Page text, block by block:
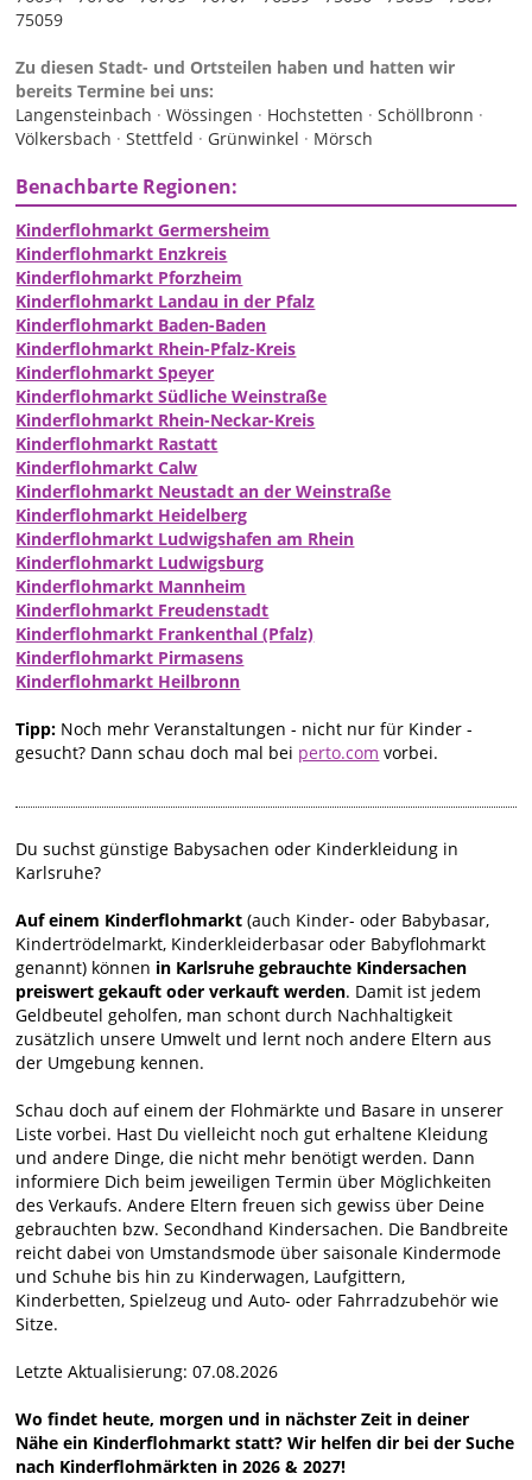
75059
Zu diesen Stadt- und Ortsteilen haben und hatten wir
bereits Termine bei uns:
Langensteinbach ·Wössingen · Hochstetten ·Schöllbronn ·
Völkersbach ·Stettfeld · Grünwinkel · Mörsch
Benachbarte Regionen:
Kinderflohmarkt Germersheim
Kinderflohmarkt Enzkreis
Kinderflohmarkt Pforzheim
Kinderflohmarkt Landau in der Pfalz
Kinderflohmarkt Baden-Baden
Kinderflohmarkt Rhein-Pfalz-Kreis
Kinderflohmarkt Speyer
Kinderflohmarkt Südliche Weinstraße
Kinderflohmarkt Rhein-Neckar-Kreis
Kinderflohmarkt Rastatt
Kinderflohmarkt Calw
Kinderflohmarkt Neustadt an der Weinstraße
Kinderflohmarkt Heidelberg
Kinderflohmarkt Ludwigshafen am Rhein
Kinderflohmarkt Ludwigsburg
Kinderflohmarkt Mannheim
Kinderflohmarkt Freudenstadt
Kinderflohmarkt Frankenthal (Pfalz)
Kinderflohmarkt Pirmasens
Kinderflohmarkt Heilbronn
Tipp: Noch mehr Veranstaltungen - nicht nur für Kinder -
gesucht? Dann schau doch mal bei perto.com vorbei.
Du suchst günstige Babysachen oder Kinderkleidung in
Karlsruhe?
Auf einem Kinderflohmarkt (auch Kinder- oder Babybasar,
Kindertrödelmarkt, Kinderkleiderbasar oder Babyflohmarkt
genannt) können in Karlsruhe gebrauchte Kindersachen
preiswert gekauft oder verkauft werden. Damit ist jedem
Geldbeutel geholfen, man schont durch Nachhaltigkeit
zusätzlich unsere Umwelt und lernt noch andere Eltern aus
der Umgebung kennen.
Schau doch auf einem der Flohmärkte und Basare in unserer
Liste vorbei. Hast Du vielleicht noch gut erhaltene Kleidung
und andere Dinge, die nicht mehr benötigt werden. Dann
informiere Dich beim jeweiligen Termin über Möglichkeiten
des Verkaufs. Andere Eltern freuen sich gewiss über Deine
gebrauchten bzw. Secondhand Kindersachen. Die Bandbreite
reicht dabei von Umstandsmode über saisonale Kindermode
und Schuhe bis hin zu Kinderwagen, Laufgittern,
Kinderbetten, Spielzeug und Auto- oder Fahrradzubehör wie
Sitze.
Letzte Aktualisierung: 07.08.2026
Wo findet heute, morgen und in nächster Zeit in deiner
Nähe ein Kinderflohmarkt statt? Wir helfen dir bei der Suche
nach Kinderflohmärkten in 2026 & 2027!